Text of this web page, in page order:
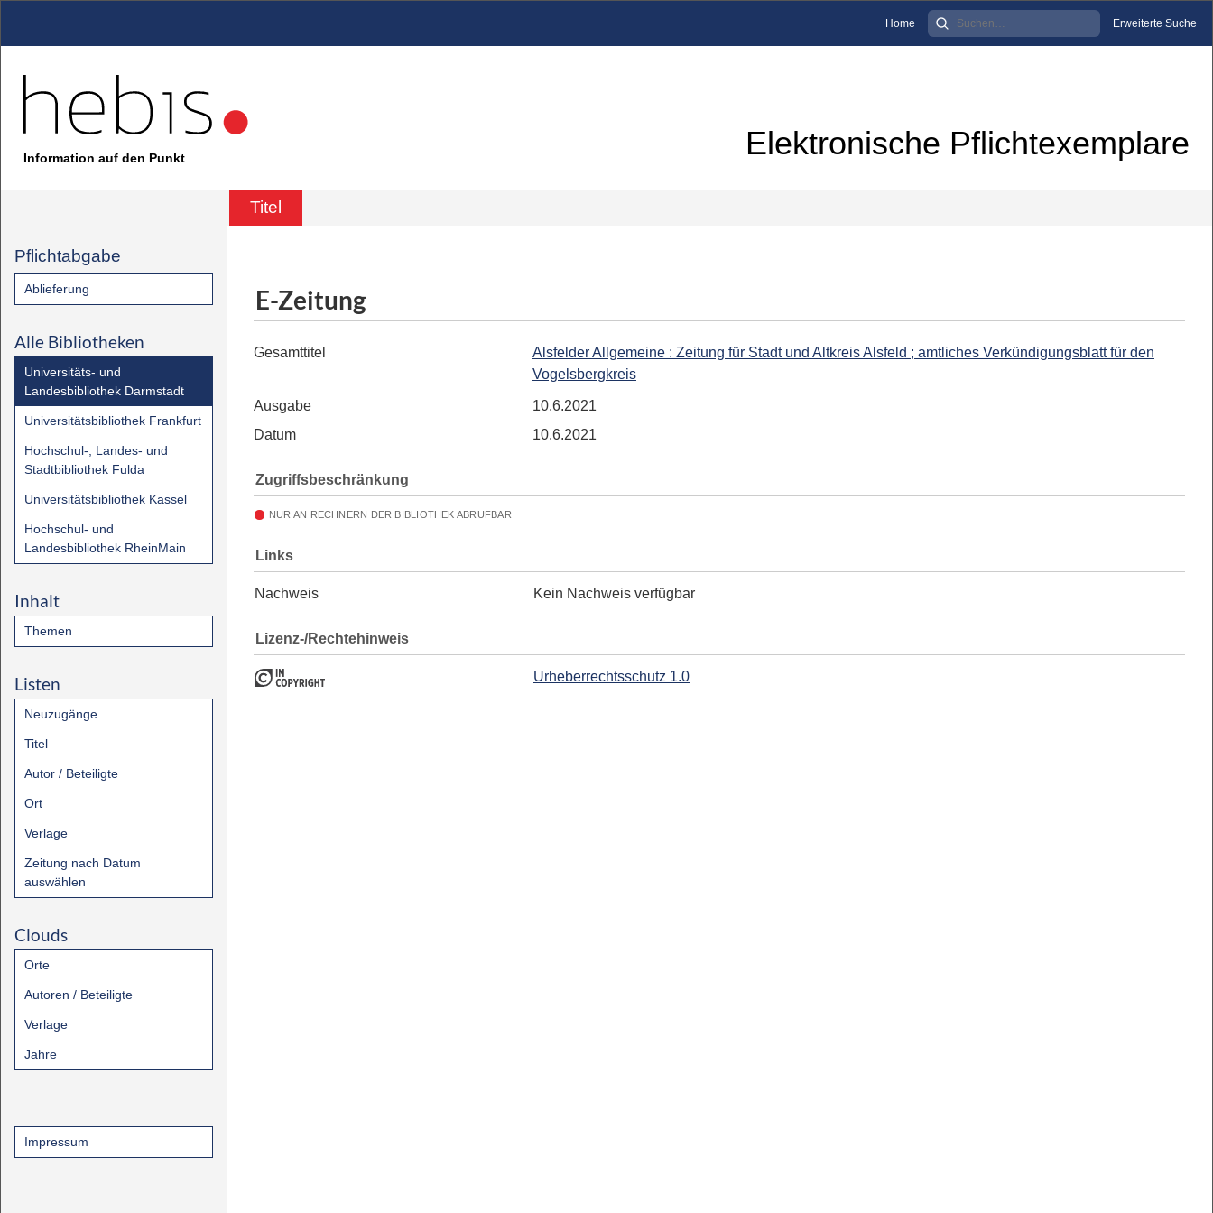
Home Erweiterte Suche
Information auf den Punkt Elektronische Pflichtexemplare
Titel
Pflichtabgabe
Ablieferung
Alle Bibliotheken
Universitäts- und
Landesbibliothek Darmstadt
Universitätsbibliothek Frankfurt
Hochschul-, Landes- und
Stadtbibliothek Fulda
Universitätsbibliothek Kassel
Hochschul- und
Landesbibliothek RheinMain
Inhalt
Themen
Listen
Neuzugänge
Titel
Autor / Beteiligte
Ort
Verlage
Zeitung nach Datum
auswählen
Clouds
Orte
Autoren / Beteiligte
Verlage
Jahre
Impressum
E-Zeitung
Gesamttitel
Alsfelder Allgemeine : Zeitung für Stadt und Altkreis Alsfeld ; amtliches Verkündigungsblatt für den
Vogelsbergkreis
Ausgabe
10.6.2021
Datum
10.6.2021
Zugriffsbeschränkung
NUR AN RECHNERN DER BIBLIOTHEK ABRUFBAR
Links
Nachweis Kein Nachweis verfügbar
Lizenz-/Rechtehinweis
Urheberrechtsschutz 1.0